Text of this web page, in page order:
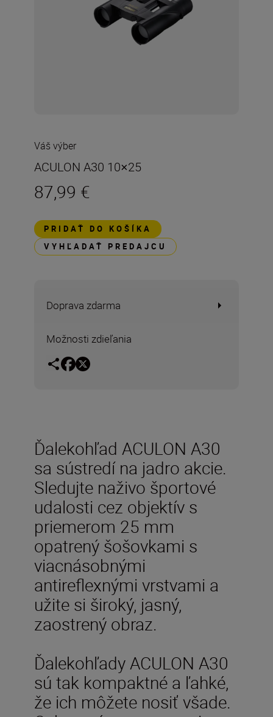
Váš výber
ACULON A30 10×25
87,99 €
PRIDAŤ DO KOŠÍKA
VYHĽADAŤ PREDAJCU
Doprava zdarma
Možnosti zdieľania
Ďalekohľad ACULON A30
sa sústredí na jadro akcie.
Sledujte naživo športové
udalosti cez objektív s
priemerom 25 mm
opatrený šošovkami s
viacnásobnými
antireflexnými vrstvami a
užite si široký, jasný,
zaostrený obraz.
Ďalekohľady ACULON A30
sú tak kompaktné a ľahké,
že ich môžete nosiť všade.